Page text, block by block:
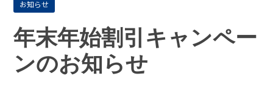
お知らせ
年末年始割引キャンペー
ンのお知らせ